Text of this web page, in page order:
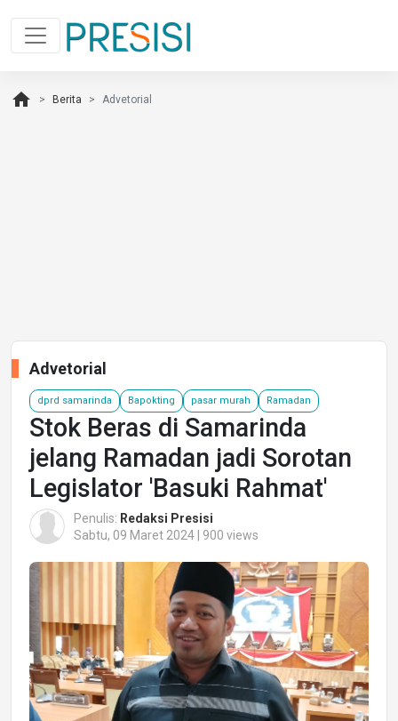
home Berita Advetorial
Advetorial
dprd samarinda Bapokting pasar murah Ramadan
Stok Beras di Samarinda
jelang Ramadan jadi Sorotan
Legislator 'Basuki Rahmat'
Penulis: Redaksi Presisi
Sabtu, 09 Maret 2024 | 900 views